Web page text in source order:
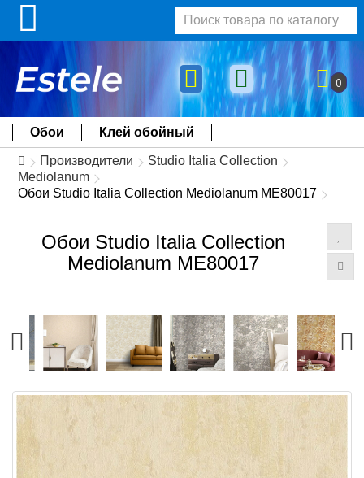
0
Обои Клей обойный
Производители
Studio Italia Collection
Mediolanum
Обои Studio Italia Collection Mediolanum ME80017
Обои Studio Italia Collection
Mediolanum ME80017